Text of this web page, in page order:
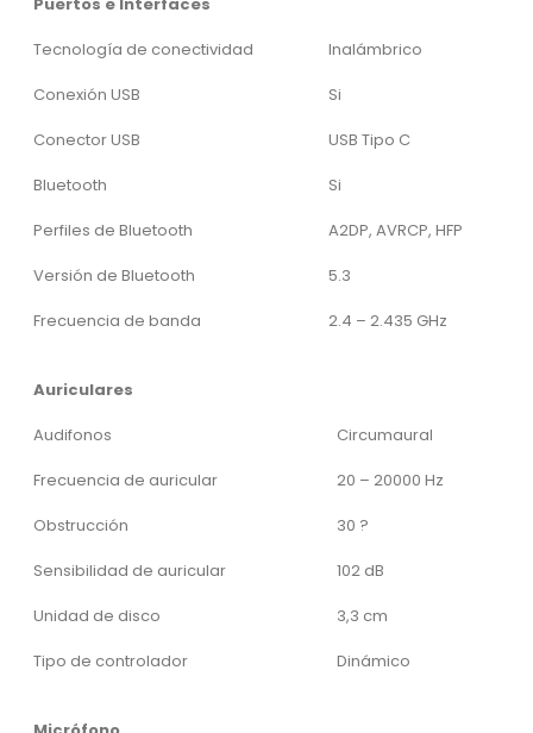
Tecnología de conectividad
Inalámbrico
Conexión USB
Si
Conector USB
USB Tipo C
Bluetooth
Si
Perfiles de Bluetooth
A2DP, AVRCP, HFP
Versión de Bluetooth
5.3
Frecuencia de banda
2.4 – 2.435 GHz
Auriculares
Audifonos
Circumaural
Frecuencia de auricular
20 – 20000 Hz
Obstrucción
30 ?
Sensibilidad de auricular
102 dB
Unidad de disco
3,3 cm
Tipo de controlador
Dinámico